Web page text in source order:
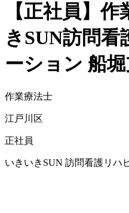
【正社員】
きSUN訪問
ーション 船
作業療法士
江戸川区
正社員
いきいきSUN 訪問看護リハ